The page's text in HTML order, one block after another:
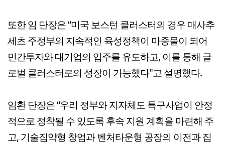
또한 임 단장은 “미국 보스턴 클러스터의 경우 매사추
세츠 주정부의 지속적인 육성정책이 마중물이 되어
민간투자와 대기업의 입주를 유도하고, 이를 통해 글
로벌 클러스터로의 성장이 가능했다"고 설명했다.
임환 단장은 “우리 정부와 지자체도 특구사업이 안정
적으로 정착될 수 있도록 후속 지원 계획을 마련해 주
고, 기술집약형 창업과 벤처타운형 공장의 이전과 집